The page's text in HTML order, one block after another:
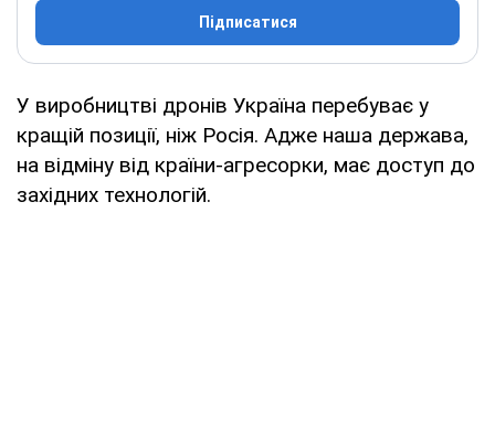
Підписатися
У виробництві дронів Україна перебуває у
кращій позиції, ніж Росія. Адже наша держава,
на відміну від країни-агресорки, має доступ до
західних технологій.